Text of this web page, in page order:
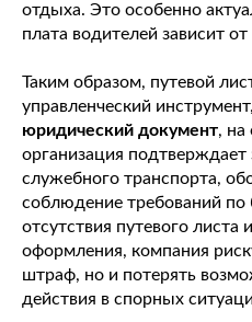
отдыха. Это особенно
плата водителей зависит
Таким образом, путевой
управленческий
юридический документ, на
организация подтверждает
служебного транспорта,
соблюдение требований по
отсутствия путевого листа
оформления, компания
штраф, но и потерять
действия в спорных